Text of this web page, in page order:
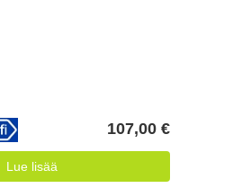
107,00 €
Lue lisää